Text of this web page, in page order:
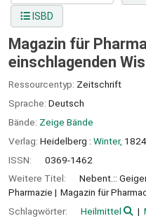
ISBD
Magazin für
einschlagenden
Ressourcentyp: Zeitschrift
Sprache: Deutsch
Bände: Zeige Bände
Verlag: Heidelberg : Winter,
ISSN:
0369-1462
Weitere Titel:
Nebent.::
Pharmazie
Magazin für
Schlagwörter:
Heilmittel